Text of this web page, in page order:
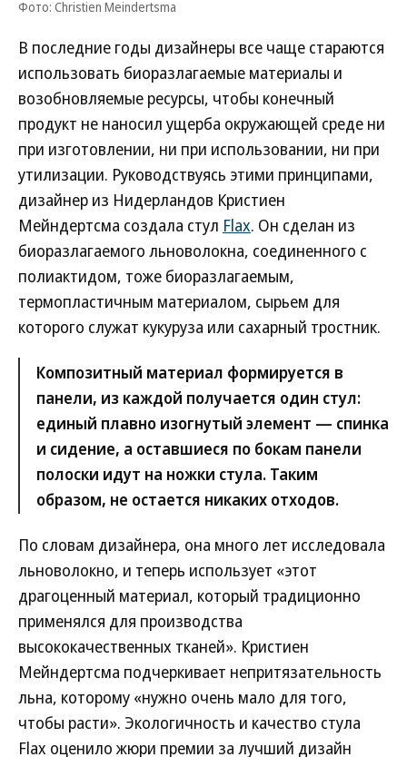
Фото: Christien Meindertsma
В последние годы дизайнеры все чаще стараются
использовать биоразлагаемые материалы и
возобновляемые ресурсы, чтобы конечный
продукт не наносил ущерба окружающей среде ни
при изготовлении, ни при использовании, ни при
утилизации. Руководствуясь этими принципами,
дизайнер из Нидерландов Кристиен
Мейндертсма создала стул Flax. Он сделан из
биоразлагаемого льноволокна, соединенного с
полиактидом, тоже биоразлагаемым,
термопластичным материалом, сырьем для
которого служат кукуруза или сахарный тростник.
Композитный материал формируется в
панели, из каждой получается один стул:
единый плавно изогнутый элемент — спинка
и сидение, а оставшиеся по бокам панели
полоски идут на ножки стула. Таким
образом, не остается никаких отходов.
По словам дизайнера, она много лет исследовала
льноволокно, и теперь использует «этот
драгоценный материал, который традиционно
применялся для производства
высококачественных тканей». Кристиен
Мейндертсма подчеркивает непритязательность
льна, которому «нужно очень мало для того,
чтобы расти». Экологичность и качество стула
Flax оценило жюри премии за лучший дизайн